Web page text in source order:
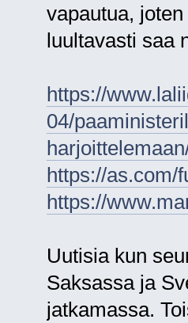
vapautua,
luultavasti saa
https://
04/
https://as.com/
https://
Uutisia kun
Saksassa ja
jatkamassa.